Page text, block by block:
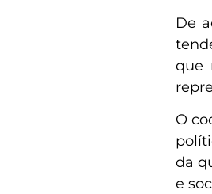
De
que
O
da
e